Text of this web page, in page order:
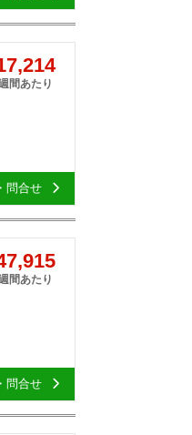
間あたり
問合せ
間あたり
問合せ